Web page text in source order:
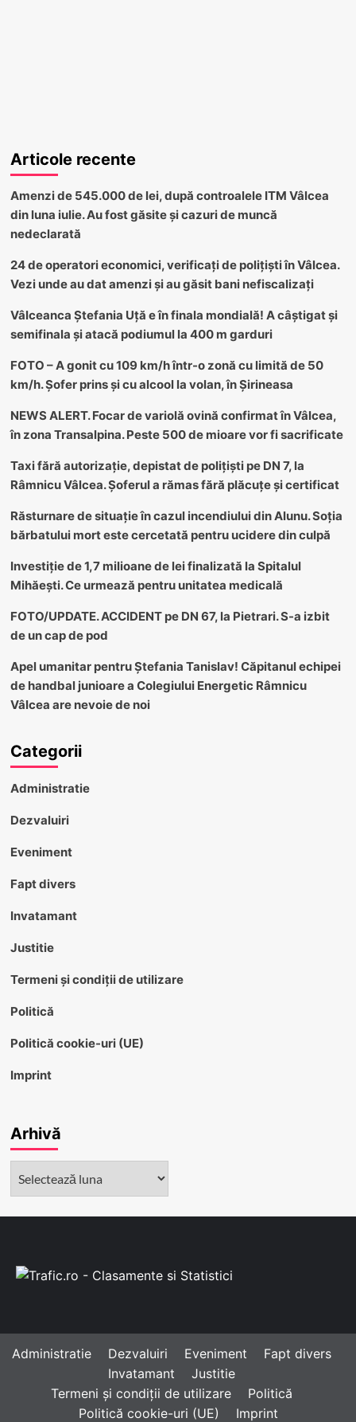
Articole recente
Amenzi de 545.000 de lei, după controalele ITM Vâlcea
din luna iulie. Au fost găsite și cazuri de muncă
nedeclarată
24 de operatori economici, verificați de polițiști în Vâlcea.
Vezi unde au dat amenzi și au găsit bani nefiscalizați
Vâlceanca Ștefania Uță e în finala mondială! A câștigat și
semifinala și atacă podiumul la 400 m garduri
FOTO – A gonit cu 109 km/h într-o zonă cu limită de 50
km/h. Șofer prins și cu alcool la volan, în Șirineasa
NEWS ALERT. Focar de variolă ovină confirmat în Vâlcea,
în zona Transalpina. Peste 500 de mioare vor fi sacrificate
Taxi fără autorizație, depistat de polițiști pe DN 7, la
Râmnicu Vâlcea. Șoferul a rămas fără plăcuțe și certificat
Răsturnare de situație în cazul incendiului din Alunu. Soția
bărbatului mort este cercetată pentru ucidere din culpă
Investiție de 1,7 milioane de lei finalizată la Spitalul
Mihăești. Ce urmează pentru unitatea medicală
FOTO/UPDATE. ACCIDENT pe DN 67, la Pietrari. S-a izbit
de un cap de pod
Apel umanitar pentru Ștefania Tanislav! Căpitanul echipei
de handbal junioare a Colegiului Energetic Râmnicu
Vâlcea are nevoie de noi
Categorii
Administratie
Dezvaluiri
Eveniment
Fapt divers
Invatamant
Justitie
Termeni și condiții de utilizare
Politică
Politică cookie-uri (UE)
Imprint
Arhivă
Administratie Dezvaluiri Eveniment
Fapt divers
Invatamant
Justitie
Termeni și condiții de utilizare
Politică
Politică cookie-uri (UE)
Imprint